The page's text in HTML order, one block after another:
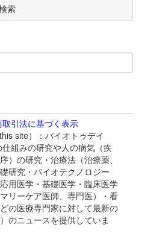
索
引法に基づく表示
site）：バイオトゥデイ
仕組みの研究や人の病気（疾
）の研究・治療法（治療薬、
研究・バイオテクノロジー
用医学・基礎医学・臨床医学
リーケア医師、専門医）・看
の医療専門家に対して最新の
のニュースを提供していま